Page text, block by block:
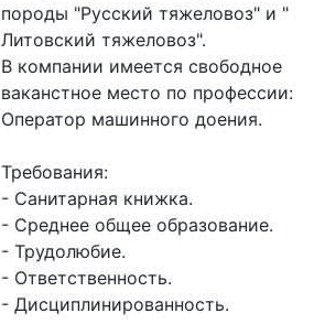
породы "Русский тяжеловоз" и "
Литовский тяжеловоз".
В компании имеется свободное
ваканстное место по профессии:
Оператор машинного доения.
Требования:
- Санитарная книжка.
- Среднее общее образование.
- Трудолюбие.
- Ответственность.
- Дисциплинированность.